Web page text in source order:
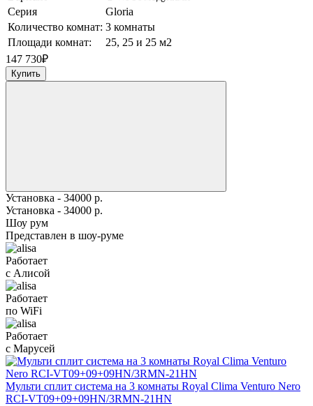
Серия
Gloria
Количество комнат: 3 комнаты
Площади комнат:
25, 25 и 25 м2
147 730₽
Купить
Установка - 34000 р.
Установка - 34000 р.
Шоу рум
Представлен в шоу-руме
Работает
с Алисой
Работает
по WiFi
Работает
с Марусей
Мульти сплит система на 3 комнаты Royal Clima Venturo Nero
RCI-VT09+09+09HN/3RMN-21HN